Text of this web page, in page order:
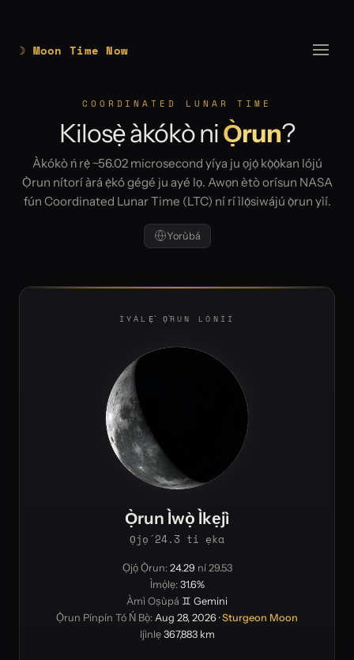
☽ Moon Time Now
COORDINATED LUNAR TIME
Kilosẹ̀ àkókò niỌ̀run?
Àkókò ń rẹ̀ ~56.02 microsecond yíya ju ọjọ́ kọ̀ọ̀kan lójú
Ọ̀run nítorí àrá ẹ̀kó gégé ju ayé lọ. Awọn ètò orísun NASA
fún Coordinated Lunar Time (LTC) ní rí ìlọ́siwájú ọ̀run yìí.
Yorùbá
ÌYÀLẸ̀ Ọ̀RUN LÓNÌÍ
Ọ̀run Ìwọ̀ Ìkẹjì
Ọjọ́ 24.3 ti ẹka
Ọjọ́ Ọ̀run: 24.29 ní 29.53
Ìmọ́lẹ: 31.6%
Àmì Oṣùpá ♊ Gemini
Ọ̀run Pínpín Tó Ń Bọ̀: Aug 28, 2026 ·Sturgeon Moon
Ijìnlẹ 367,883 km